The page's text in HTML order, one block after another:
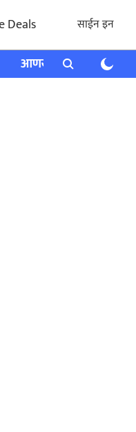
Deals साईन इन
आणखी राशी भविष्य